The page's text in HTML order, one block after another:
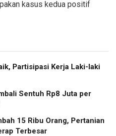
kasus kedua positif
Partisipasi Kerja Laki-laki
Sentuh Rp8 Juta per
15 Ribu Orang, Pertanian
Terbesar